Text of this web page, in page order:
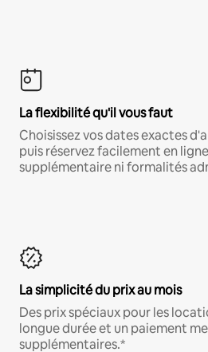
La flexibilité qu'il vous faut
Choisissez vos dates exactes
puis réservez facilement en
supplémentaire ni formalités
La simplicité du prix au mois
Des prix spéciaux pour les
longue durée et un paiement
supplémentaires.*